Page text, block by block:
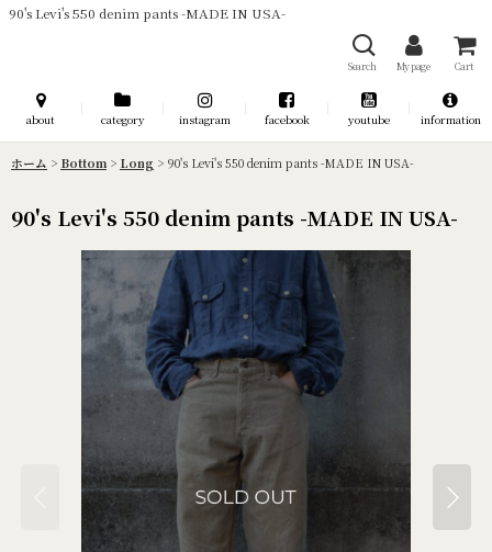
90's Levi's 550 denim pants -MADE IN USA-
Search My page Cart
about category instagram facebook youtube information
ホーム > Bottom > Long > 90's Levi's 550 denim pants -MADE IN USA-
90's Levi's 550 denim pants -MADE IN USA-